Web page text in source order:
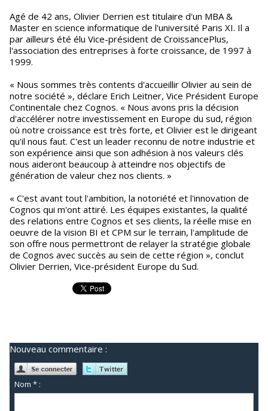
Agé de 42 ans, Olivier Derrien est titulaire d'un MBA &
Master en science informatique de l'université Paris XI. Il a
par ailleurs été élu Vice-président de CroissancePlus,
l'association des entreprises à forte croissance, de 1997 à
1999.
« Nous sommes très contents d'accueillir Olivier au sein de
notre société », déclare Erich Leitner, Vice Président Europe
Continentale chez Cognos. « Nous avons pris la décision
d'accélérer notre investissement en Europe du sud, région
où notre croissance est très forte, et Olivier est le dirigeant
qu'il nous faut. C'est un leader reconnu de notre industrie et
son expérience ainsi que son adhésion à nos valeurs clés
nous aideront beaucoup à atteindre nos objectifs de
génération de valeur chez nos clients. »
« C'est avant tout l'ambition, la notoriété et l'innovation de
Cognos qui m'ont attiré. Les équipes existantes, la qualité
des relations entre Cognos et ses clients, la réelle mise en
oeuvre de la vision BI et CPM sur le terrain, l'amplitude de
son offre nous permettront de relayer la stratégie globale
de Cognos avec succès au sein de cette région », conclut
Olivier Derrien, Vice-président Europe du Sud.
Nouveau commentaire :
Nom * :